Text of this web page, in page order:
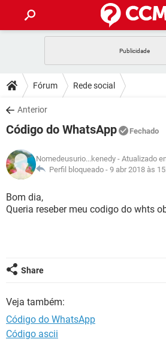
CELULAR
OUTLOOK
INSTAGRAM GMAIL
GUIA DE COMPRAS
DICAS
JOGOS
INSTAGRAM GMAIL
GUIA DE COMPRAS
DOWNLOADS
JOGOS
CELULAR
OUTLOOK EXCEL
INSTAGRAM
GUIA DE COMPRAS
FÓRUM
JOGOS
CELULAR
OUTLOOK
GLOSSÁRIO
JOGOS
CELULAR
GUIA DE COMPRAS
Fórum Rede social
Anterior
Código do WhatsApp Fechado
Nomedeusurio...kenedy - Atualizado
Perfil bloqueado - 9 abr 2018 às
Bom dia,
Queria reseber meu codigo do whts
Share
Veja também:
Código do WhatsApp
Código ascii